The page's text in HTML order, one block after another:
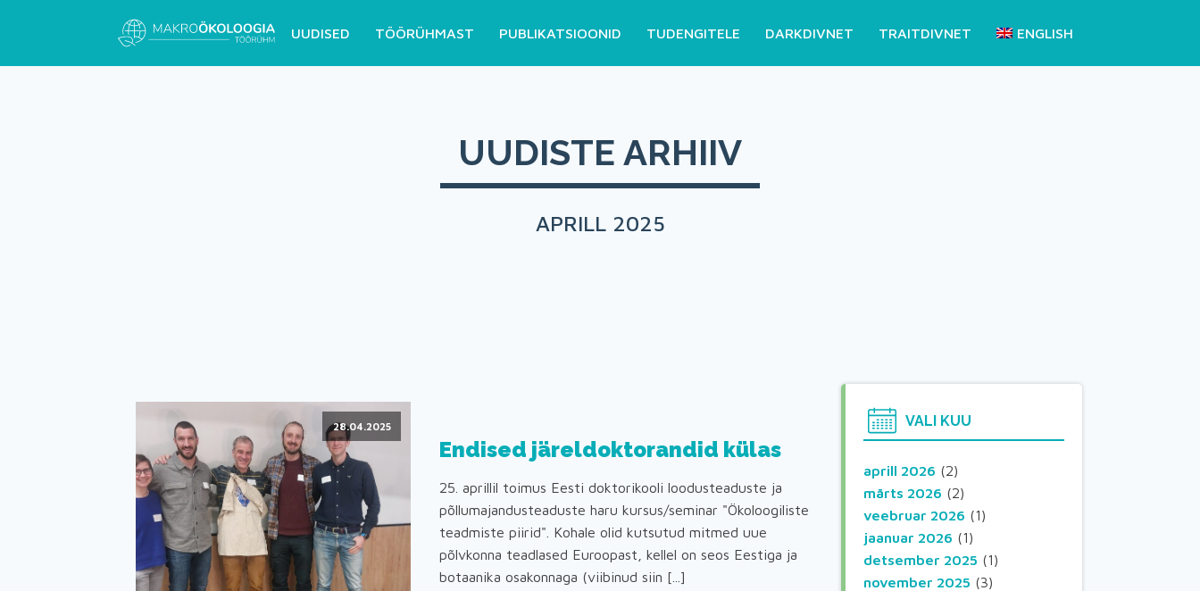
UUDISED TÖÖRÜHMAST PUBLIKATSIOONID TUDENGITELE DARKDIVNET TRAITDIVNET ENGLISH
UUDISTE ARHIIV
APRILL 2025
28.04.2025
Endised järeldoktorandid külas
25. aprillil toimus Eesti doktorikooli loodusteaduste ja
põllumajandusteaduste haru kursus/seminar "Ökoloogiliste
teadmiste piirid". Kohale olid kutsutud mitmed uue
põlvkonna teadlased Euroopast, kellel on seos Eestiga ja
botaanika osakonnaga (viibinud siin [...]
VALI KUU
aprill 2026 (2)
märts 2026 (2)
veebruar 2026 (1)
jaanuar 2026 (1)
detsember 2025 (1)
november 2025 (3)